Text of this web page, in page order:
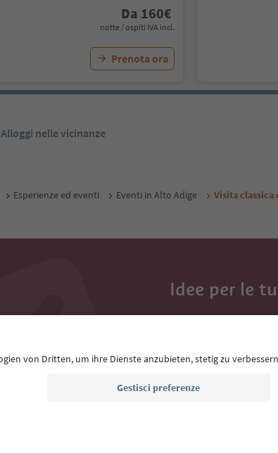
Da 160€
notte / ospiti IVA incl.
Prenota ora
Alloggi nelle vicinanze
Esperienze ed eventi Eventi in Alto Adige Visita classica
Idee per le
Con la newsletter
Indirizzo e-mail*